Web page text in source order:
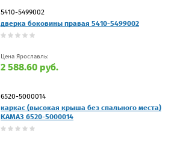
5410-5499002
дверка боковины правая 5410-5499002
Цена Ярославль:
2 588.60 руб.
6520-5000014
каркас (высокая крыша без спального места)
КАМАЗ 6520-5000014